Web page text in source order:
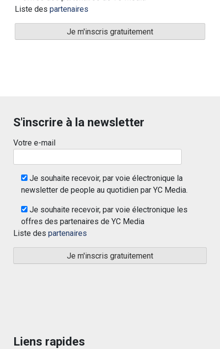
Liste des partenaires
S'inscrire à la newsletter
Votre e-mail
Je souhaite recevoir, par voie électronique la
newsletter de people au quotidien par YC Media.
Je souhaite recevoir, par voie électronique les
offres des partenaires de YC Media
Liste des partenaires
Liens rapides